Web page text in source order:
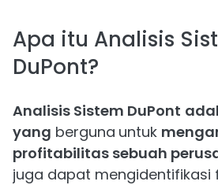
Apa itu Analisis
DuPont?
Analisis Sistem DuPont
yang berguna untuk
profitabilitas sebuah
juga dapat mengidentifikasi